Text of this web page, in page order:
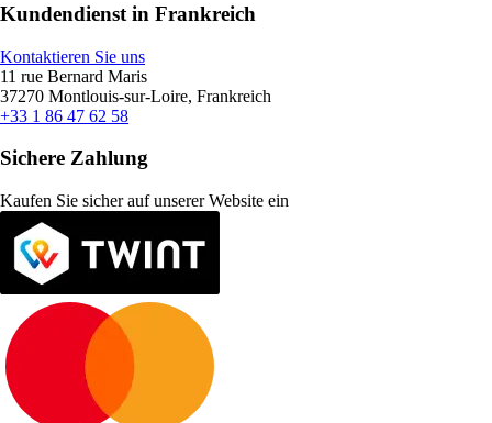
Kundendienst in Frankreich
Kontaktieren Sie uns
11 rue Bernard Maris
37270 Montlouis-sur-Loire, Frankreich
+33 1 86 47 62 58
Sichere Zahlung
Kaufen Sie sicher auf unserer Website ein